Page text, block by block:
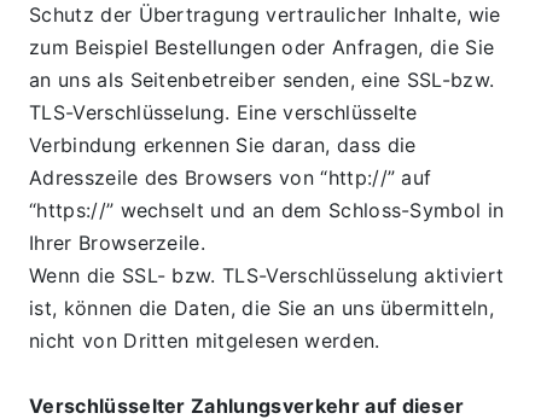
Schutz der Übertragung vertraulicher Inhalte, wie
zum Beispiel Bestellungen oder Anfragen, die Sie
an uns als Seitenbetreiber senden, eine SSL-bzw.
TLS-Verschlüsselung. Eine verschlüsselte
Verbindung erkennen Sie daran, dass die
Adresszeile des Browsers von “http://” auf
“https://” wechselt und an dem Schloss-Symbol in
Ihrer Browserzeile.
Wenn die SSL- bzw. TLS-Verschlüsselung aktiviert
ist, können die Daten, die Sie an uns übermitteln,
nicht von Dritten mitgelesen werden.
Verschlüsselter Zahlungsverkehr auf dieser